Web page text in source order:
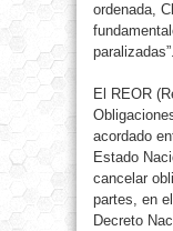
ordenada,
paralizadas”.
El REOR
acordado
Estado
cancelar
partes, en
Decreto